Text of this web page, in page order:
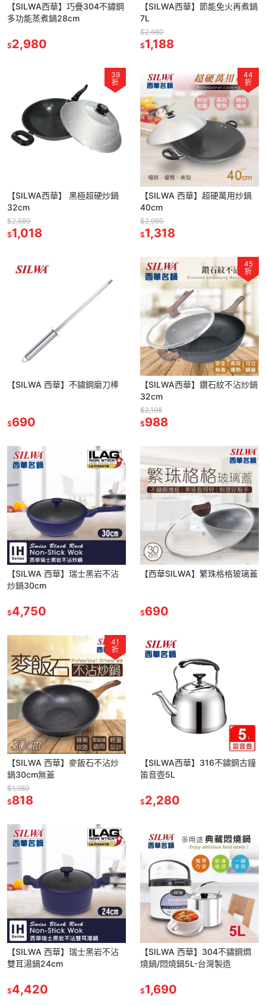
【SILWA西華】巧疊304不鏽鋼
多功能蒸煮鍋28cm
$2,980
【SILWA西華】節能免火再煮鍋
7L
$2,680
$1,188
39
折
【SILWA西華】 黑極超硬炒鍋
32cm
$2,580
$1,018
44
折
【SILWA 西華】超硬萬用炒鍋
40cm
$2,980
$1,318
【SILWA 西華】不鏽鋼磨刀棒
$690
45
折
【SILWA西華】鑽石紋不沾炒鍋
32cm
$2,198
$988
【SILWA 西華】瑞士黑岩不沾
炒鍋30cm
$4,750
【西華SILWA】繁珠格格玻璃蓋
$690
41
折
【SILWA 西華】麥飯石不沾炒
鍋30cm無蓋
$1,980
$818
【SILWA西華】316不鏽鋼古鐘
笛音壺5L
$2,280
【SILWA 西華】瑞士黑岩不沾
雙耳湯鍋24cm
$4,420
【SILWA 西華】304不鏽鋼燜
燒鍋/悶燒鍋5L-台灣製造
$1,690